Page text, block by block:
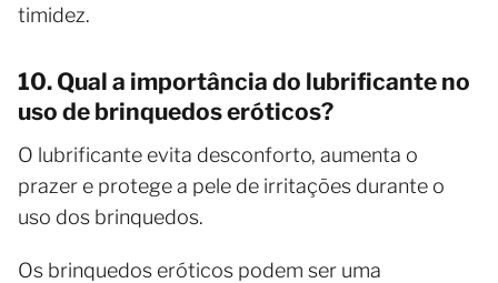
timidez.
10. Qual a importância do lubrificante no
uso de brinquedos eróticos?
O lubrificante evita desconforto, aumenta o
prazer e protege a pele de irritações durante o
uso dos brinquedos.
Os brinquedos eróticos podem ser uma